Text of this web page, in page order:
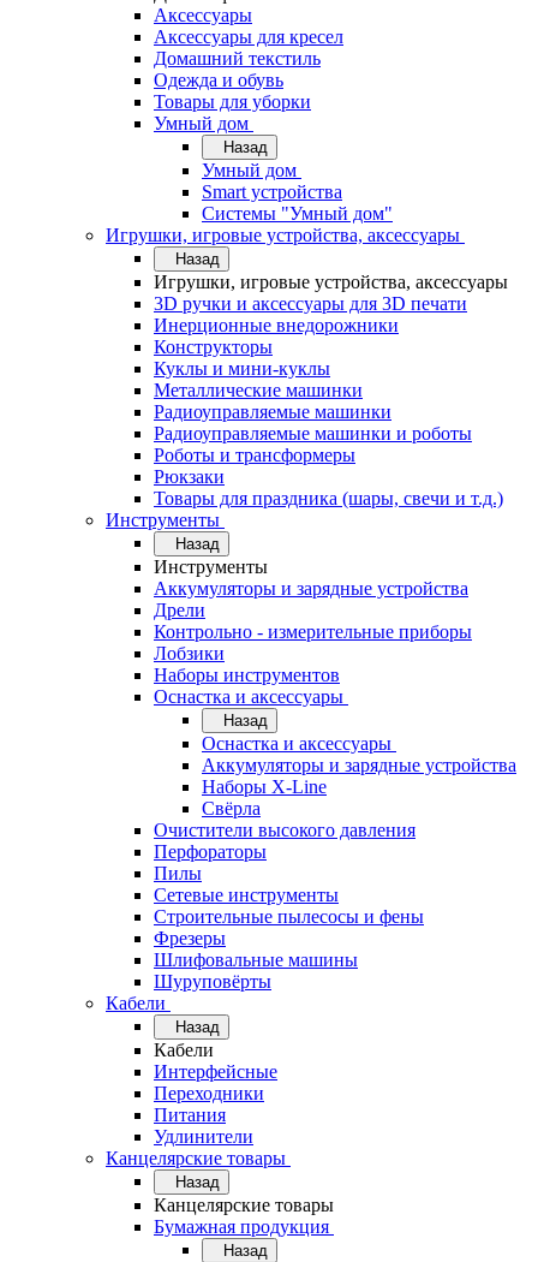
Аксессуары
Аксессуары для кресел
Домашний текстиль
Одежда и обувь
Товары для уборки
Умный дом
Назад
Умный дом
Smart устройства
Системы "Умный дом"
Игрушки, игровые устройства, аксессуары
Назад
Игрушки, игровые устройства, аксессуары
3D ручки и аксессуары для 3D печати
Инерционные внедорожники
Конструкторы
Куклы и мини-куклы
Металлические машинки
Радиоуправляемые машинки
Радиоуправляемые машинки и роботы
Роботы и трансформеры
Рюкзаки
Товары для праздника (шары, свечи и т.д.)
Инструменты
Назад
Инструменты
Аккумуляторы и зарядные устройства
Дрели
Контрольно - измерительные приборы
Лобзики
Наборы инструментов
Оснастка и аксессуары
Назад
Оснастка и аксессуары
Аккумуляторы и зарядные устройства
Наборы X-Line
Свёрла
Очистители высокого давления
Перфораторы
Пилы
Сетевые инструменты
Строительные пылесосы и фены
Фрезеры
Шлифовальные машины
Шуруповёрты
Кабели
Назад
Кабели
Интерфейсные
Переходники
Питания
Удлинители
Канцелярские товары
Назад
Канцелярские товары
Бумажная продукция
Назад